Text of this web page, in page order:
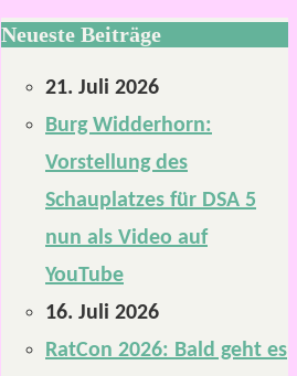
Neueste Beiträge
21. Juli 2026
Burg Widderhorn:
Vorstellung des
Schauplatzes für DSA 5
nun als Video auf
YouTube
16. Juli 2026
RatCon 2026: Bald geht es